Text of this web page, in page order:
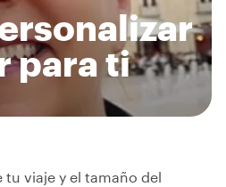
para ti
tu viaje y el tamaño del